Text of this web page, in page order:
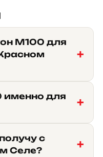
М100 для
именно для
с
Селе?